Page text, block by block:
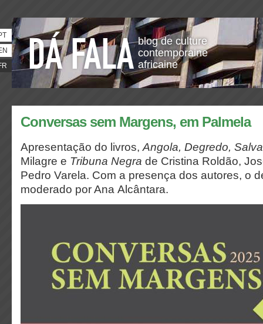
blog de culture
contemporaine
africaine
Conversas sem Margens, em Palmela
Apresentação do livros, Angola, Degredo,
Milagre e Tribuna Negra de Cristina Roldão,
Pedro Varela. Com a presença dos autores, o
moderado por Ana Alcântara.